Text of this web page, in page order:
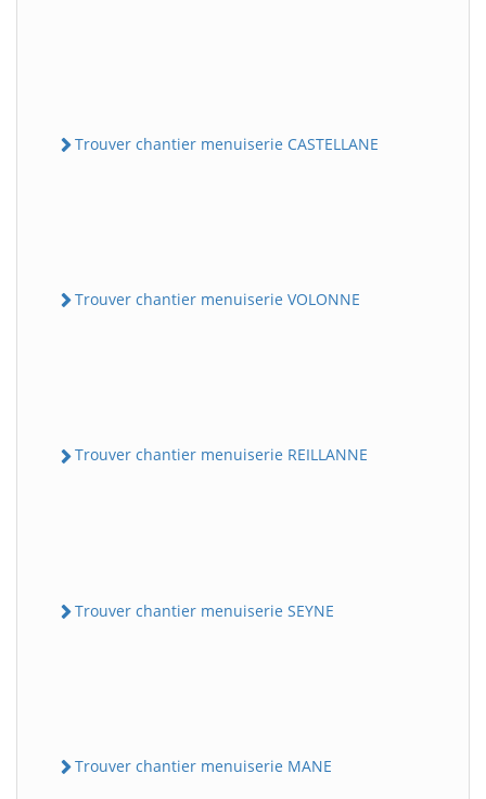
Trouver chantier menuiserie CASTELLANE
Trouver chantier menuiserie VOLONNE
Trouver chantier menuiserie REILLANNE
Trouver chantier menuiserie SEYNE
Trouver chantier menuiserie MANE